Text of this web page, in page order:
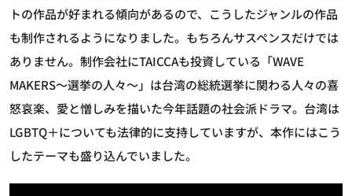
トの作品が好まれる傾向があるので、こうしたジャンルの作品
も制作されるようになりました。もちろんサスペンスだけでは
ありません。制作会社にTAICCAも投資している「WAVE
MAKERS～選挙の人々～」は台湾の総統選挙に関わる人々の喜
怒哀楽、愛と憎しみを描いた今年話題の社会派ドラマ。台湾は
LGBTQ＋についても法律的に支持していますが、本作にはこう
したテーマも盛り込んでいました。